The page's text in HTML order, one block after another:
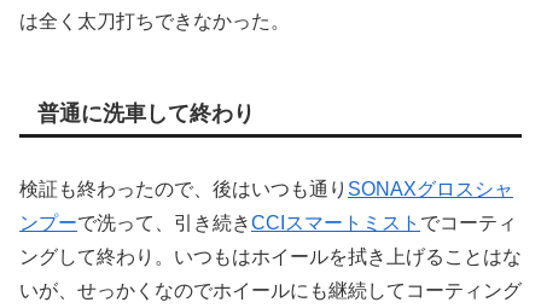
は全く太刀打ちできなかった。
普通に洗車して終わり
検証も終わったので、後はいつも通り SONAXグロスシャ
ンプーで洗って、引き続きCCIスマートミスト でコーティ
ングして終わり。いつもはホイールを拭き上げることはな
いが、せっかくなのでホイールにも継続してコーティング